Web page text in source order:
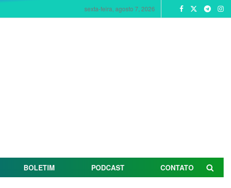
sexta-feira, agosto 7, 2026
BOLETIM PODCAST CONTATO